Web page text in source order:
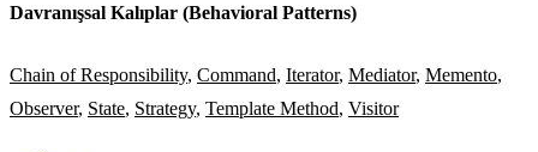
Davranışsal Kalıplar (Behavioral Patterns)
Chain of Responsibility, Command, Iterator, Mediator, Memento,
Observer, State, Strategy, Template Method, Visitor